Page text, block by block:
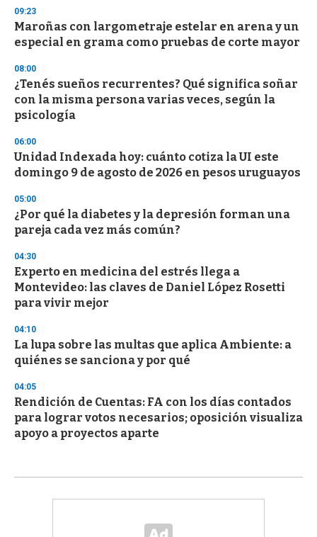
s
e
c
o
d
09:23
Maroñas con largometraje estelar en arena y un
especial en grama como pruebas de corte mayor
08:00
¿Tenés sueños recurrentes? Qué significa soñar
con la misma persona varias veces, según la
psicología
06:00
Unidad Indexada hoy: cuánto cotiza la UI este
domingo 9 de agosto de 2026 en pesos uruguayos
05:00
¿Por qué la diabetes y la depresión forman una
pareja cada vez más común?
04:30
Experto en medicina del estrés llega a
Montevideo: las claves de Daniel López Rosetti
para vivir mejor
04:10
La lupa sobre las multas que aplica Ambiente: a
quiénes se sanciona y por qué
04:05
Rendición de Cuentas: FA con los días contados
para lograr votos necesarios; oposición visualiza
apoyo a proyectos aparte